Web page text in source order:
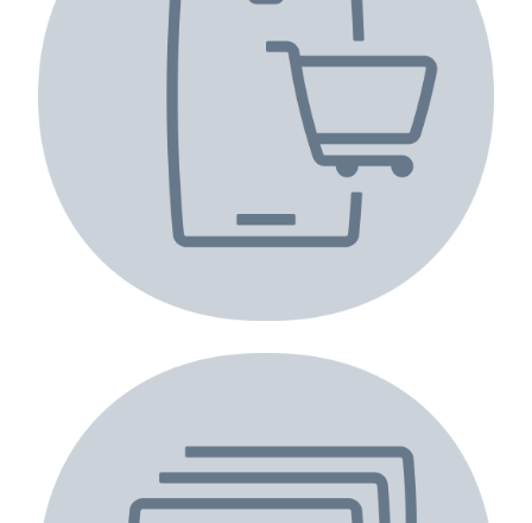
Mobil vitrin işlevi gören bir katalog
oluşturma.